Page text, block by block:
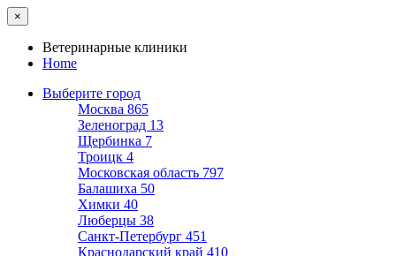
×
Ветеринарные клиники
Home
Выберите город
Москва 865
Зеленоград 13
Щербинка 7
Троицк 4
Московская область 797
Балашиха 50
Химки 40
Люберцы 38
Санкт-Петербург 451
Краснодарский край 410